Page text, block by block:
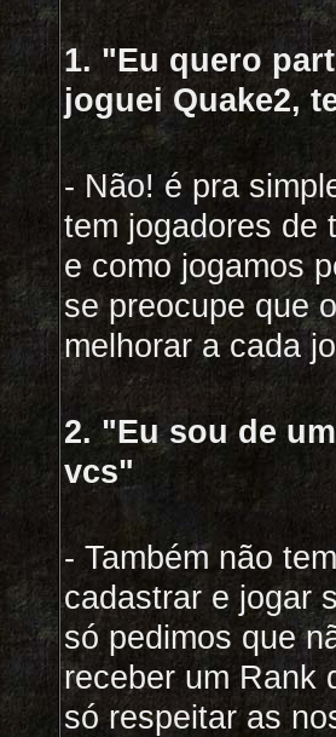
1. "Eu quero
joguei Quake2,
- Não! é pra
tem jogadores de
e como jogamos
se preocupe que
melhorar a cada
2. "Eu sou de
vcs"
- Também não
cadastrar e jogar
só pedimos que
receber um Rank
só respeitar as